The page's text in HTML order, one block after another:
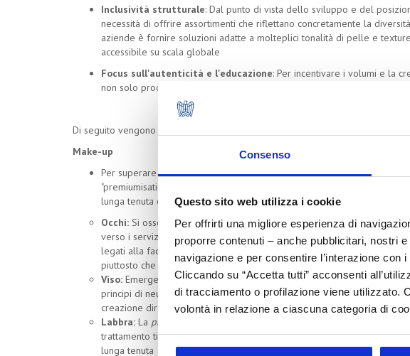
Consenso
Questo sito web utilizza i cookie
Per offrirti una migliore esperienza di
proporre contenuti – anche pubblicitari, nostri
navigazione e per consentire l’interazione
Cliccando su “Accetta tutti” acconsenti
di tracciamento o profilazione viene utilizzato.
volontà in relazione a ciascuna categoria di
Inclusività strutturale: Dal punto di vista dello sviluppo e del
necessità di offrire assortimenti che riflettano concretamente la
aziende è fornire soluzioni adatte a molteplici tonalità di pelle e
accessibile su scala globale
Focus sull'autenticità e l'educazione: Per incentivare i volumi e la
non solo prodotti, ma anche strumenti educativi e formativi che
Di seguito vengono riportati alcuni focus per le
Make-up
Per superare la sensibilità al prezzo, i brand puntano su formule ad
"premiumisation" mentre i
lunga tenuta e un'elevata componente sensoriale:
Occhi: Si osserva un rallentamento nell'innovazione causato dallo
verso i servizi professionali (come per le sopracciglia). Per rilanciare i
legati alla facilità di applicazione e rimozione, e su un marketing
piuttosto che sull'età anagrafica
Viso: Emerge la tendenza verso underma-makeupcapace di unire
principi di neurocosmetica legati al benessere emotivo. Aumenta
creazione diretta con i consumatori più giovani
Labbra: La premiumisation
trattamento tipici della cura pelle a un'elevata resa cromatica, con
lunga tenuta